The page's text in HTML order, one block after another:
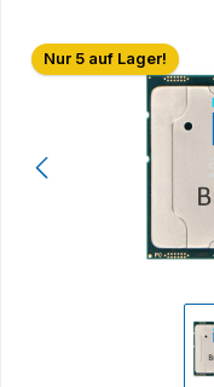
Bildergalerie überspringen
Nur 5 auf Lager!